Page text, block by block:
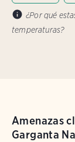
¿Por qué
temperaturas?
Amenazas
Garganta